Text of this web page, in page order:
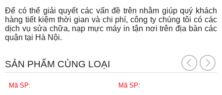
Để có thể giải quyết các vấn đề trên nhằm giúp quý khách
hàng tiết kiệm thời gian và chi phí, công ty chúng tôi có các
dịch vụ sửa chữa, nạp mực máy in tận nơi trên địa bàn các
quận tại Hà Nội.
SẢN PHẨM CÙNG LOẠI
Mã SP: Mã SP: